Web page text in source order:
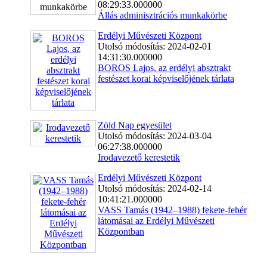
08:29:33.000000
Állás adminisztrációs munkakörbe
Erdélyi Művészeti Központ
Utolsó módosítás: 2024-02-01
14:31:30.000000
BOROS Lajos, az erdélyi absztrakt
festészet korai képviselőjének tárlata
Zöld Nap egyesület
Utolsó módosítás: 2024-03-04
06:27:38.000000
Irodavezető kerestetik
Erdélyi Művészeti Központ
Utolsó módosítás: 2024-02-14
10:41:21.000000
VASS Tamás (1942–1988) fekete-fehér
látomásai az Erdélyi Művészeti
Központban